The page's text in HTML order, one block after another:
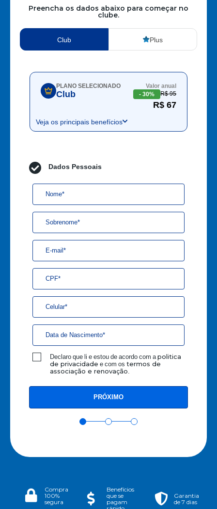
Preencha os dados abaixo para começar no
clube.
Club Plus
PLANO SELECIONADO
Club
Valor anual
- 30%
R$ 95
R$ 67
Veja os principais benefícios
Dados Pessoais
Declaro que li e estou de acordo com apolitica
de privacidade e com os termos de
associação e renovação.
Compra
100%
segura
Benefícios
que se
pagam
Garantia
de 7 dias